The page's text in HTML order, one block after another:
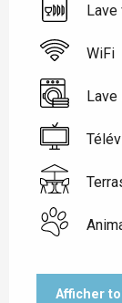
WiFi
Lave
Afficher